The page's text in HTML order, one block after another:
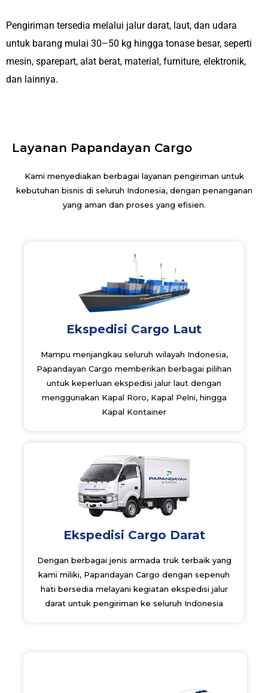
Pengiriman tersedia melalui jalur darat, laut, dan udara
untuk barang mulai 30–50 kg hingga tonase besar, seperti
mesin, sparepart, alat berat, material, furniture, elektronik,
dan lainnya.
Layanan Papandayan Cargo
Kami menyediakan berbagai layanan pengiriman untuk
kebutuhan bisnis di seluruh Indonesia, dengan penanganan
yang aman dan proses yang efisien.
Ekspedisi Cargo Laut
Mampu menjangkau seluruh wilayah Indonesia,
Papandayan Cargo memberikan berbagai pilihan
untuk keperluan ekspedisi jalur laut dengan
menggunakan Kapal Roro, Kapal Pelni, hingga
Kapal Kontainer
Ekspedisi Cargo Darat
Dengan berbagai jenis armada truk terbaik yang
kami miliki, Papandayan Cargo dengan sepenuh
hati bersedia melayani kegiatan ekspedisi jalur
darat untuk pengiriman ke seluruh Indonesia